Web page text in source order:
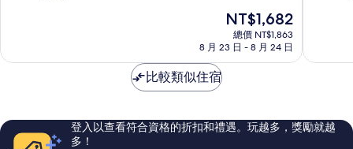
有
則
評
現
在
價
NT$1,682
總價 NT$1,863
8 月 23 日 - 8 月 24 日
不
則
評
比較類似住宿
登入以查看符合資格的折扣和禮遇。玩越多，獎勵就越
多！